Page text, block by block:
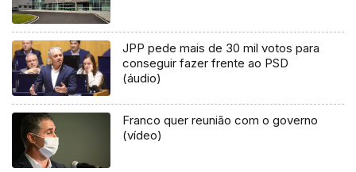
JPP pede mais de 30 mil votos para
conseguir fazer frente ao PSD
(áudio)
Franco quer reunião com o governo
(vídeo)